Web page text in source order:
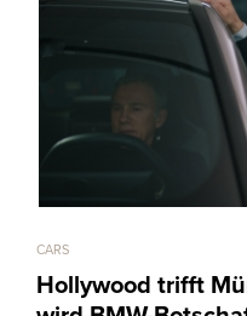
CARS
Hollywood trifft